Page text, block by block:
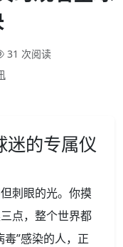
31 次阅读
迷的专属仪
刺眼的光。你摸
点，整个世界都
”感染的人，正